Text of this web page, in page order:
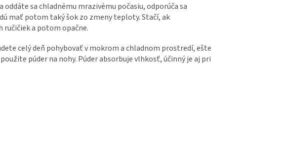
sa chladnému mrazivému počasiu, odporúča sa
mať potom taký šok zo zmeny teploty. Stačí, ak
a potom opačne.
celý deň pohybovať v mokrom a chladnom prostredí, ešte
púder na nohy. Púder absorbuje vlhkosť, účinný je aj pri